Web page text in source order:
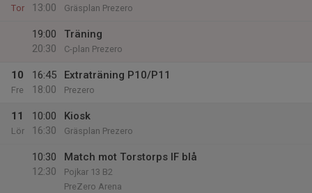
Tor
13:00
Gräsplan Prezero
19:00
20:30
Träning
C-plan Prezero
10
Fre
16:45
18:00
Extraträning P10/P11
Prezero
11
Lör
10:00
16:30
Kiosk
Gräsplan Prezero
10:30
12:30
Match mot Torstorps IF blå
Pojkar 13 B2
PreZero Arena